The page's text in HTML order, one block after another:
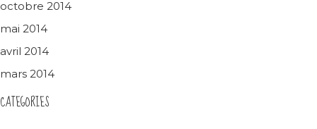
octobre 2014
mai 2014
avril 2014
mars 2014
CATEGORIES